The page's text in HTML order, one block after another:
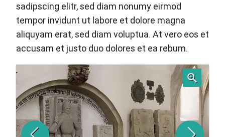
sadipscing elitr, sed diam nonumy eirmod
tempor invidunt ut labore et dolore magna
aliquyam erat, sed diam voluptua. At vero eos et
accusam et justo duo dolores et ea rebum.